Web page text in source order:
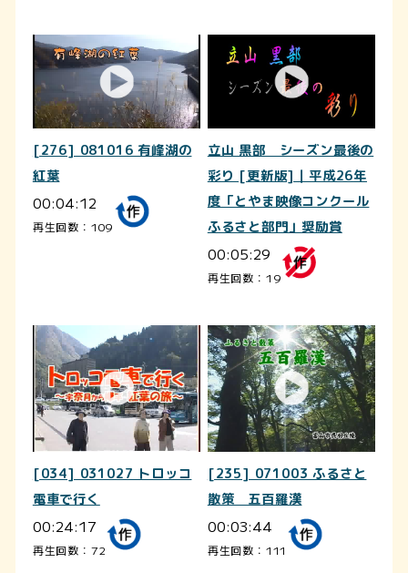
[276] 081016 有峰湖の
紅葉
00:04:12
再生回数：109
立山 黒部 シーズン最後の
彩り [更新版]｜平成26年
度「とやま映像コンクール
ふるさと部門」奨励賞
00:05:29
再生回数：19
[034] 031027 トロッコ
電車で行く
00:24:17
再生回数：72
[235] 071003 ふるさと
散策 五百羅漢
00:03:44
再生回数：111